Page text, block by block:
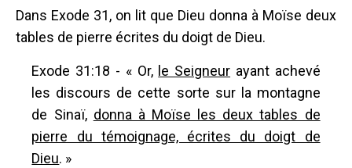
Dans Exode 31, on lit que Dieu donna à Moïse deux
tables de pierre écrites du doigt de Dieu.
Exode 31:18 - « Or, le Seigneur ayant achevé
les discours de cette sorte sur la montagne
de Sinaï, donna à Moïse les deux tables de
pierre du témoignage, écrites du doigt de
Dieu. »